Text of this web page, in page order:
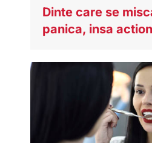
Dinte care se
panica, insa